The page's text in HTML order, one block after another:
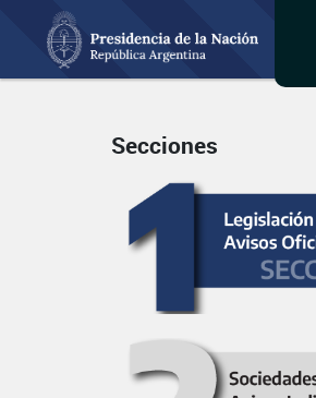
Secciones